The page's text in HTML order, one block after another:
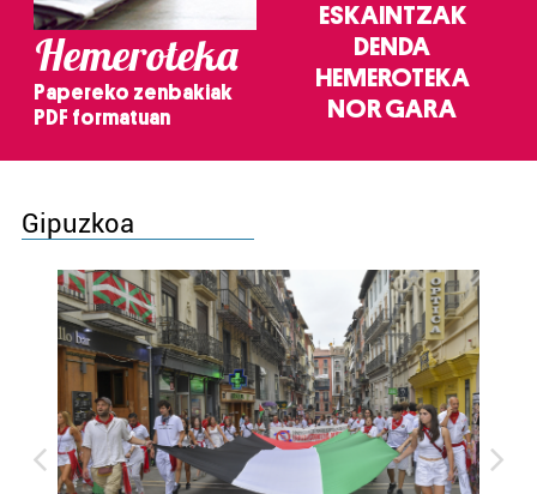
Hemeroteka
Papereko zenbakiak
PDF formatuan
ESKAINTZAK
DENDA
HEMEROTEKA
NOR GARA
Gipuzkoa